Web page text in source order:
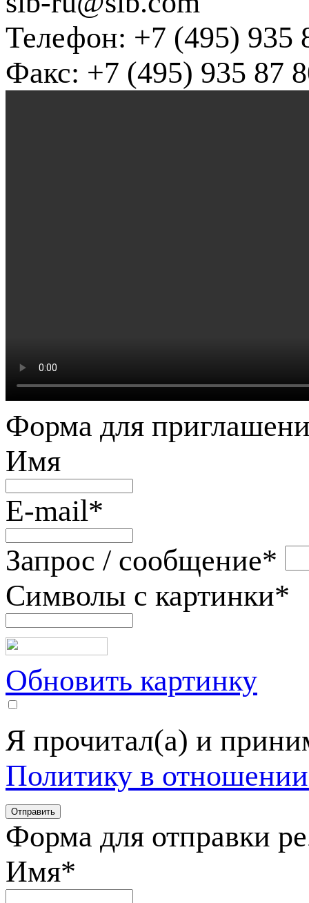
Телефон: +7 (495) 935
Факс: +7 (495) 935 87
Форма для
Имя
E-mail*
Запрос / сообщение*
Символы с картинки*
Обновить картинку
Я прочитал(а) и
Политику в
Форма для отправки
Имя*